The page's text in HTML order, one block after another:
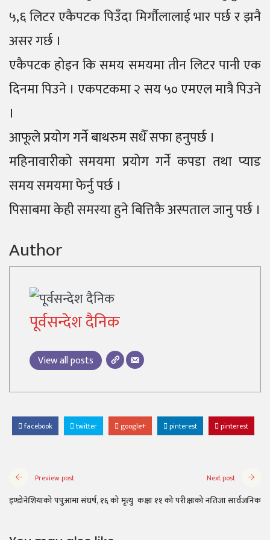
५,६ लिटर एकैपटक पिउँदा मिर्गौलालाई भार पर्छ र झनै
असर गर्छ ।
एकैपटक होइन कि समय समयमा तीन लिटर पानी एक
दिनमा पिउने । एकपटकमा २ सय ५० एमएल मात्रै पिउने
।
आफूले प्रयोग गर्ने बाथरुम सधैँ सफा हनुपर्छ ।
महिनावारीको समयमा प्रयोग गर्ने कपडा तथा प्याड
समय समयमा फेर्नु पर्छ ।
पिसाबमा केही समस्या हुने बित्तिकै अस्पताल जानु पर्छ ।
Author
पूर्वसन्देश दैनिक
View all posts
facebook twitter google+ pinterest pinterest
Preview post
इण्डोनेशियाको पपुआमा संघर्ष, १६ को मृत्यु
Next post
कक्षा ११ को परीक्षाको नतिजा सार्वजनिक